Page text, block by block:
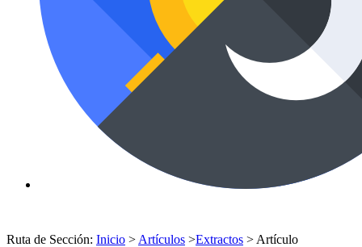
Ruta de Sección: Inicio > Artículos >Extractos > Artículo